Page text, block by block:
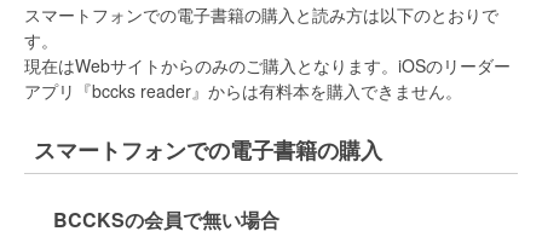
スマートフォンでの電子書籍の購入と読み方は以下のとおりで
す。
現在はWebサイトからのみのご購入となります。iOSのリーダー
アプリ『bccks reader』からは有料本を購入できません。
スマートフォンでの電子書籍の購入
BCCKSの会員で無い場合